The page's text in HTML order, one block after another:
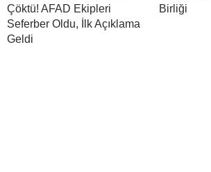
Çöktü! AFAD Ekipleri
Seferber Oldu, İlk Açıklama
Geldi
Birliği